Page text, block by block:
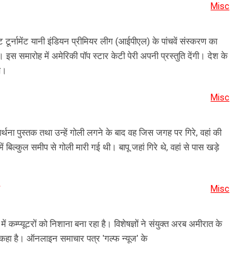
Misc
यानी इंडियन प्रीमियर लीग (आईपीएल) के पांचवें संस्करण का
इस समारोह में अमेरिकी पॉप स्टार केटी पेरी अपनी प्रस्तुति देंगी। देश के
Misc
पुस्तक तथा उन्हें गोली लगने के बाद वह जिस जगह पर गिरे, वहां की
बिल्कुल समीप से गोली मारी गई थी। बापू जहां गिरे थे, वहां से पास खड़े
Misc
कम्प्यूटरों को निशाना बना रहा है। विशेषज्ञों ने संयुक्त अरब अमीरात के
कहा है। ऑनलाइन समाचार पत्र 'गल्फ न्यूज' के